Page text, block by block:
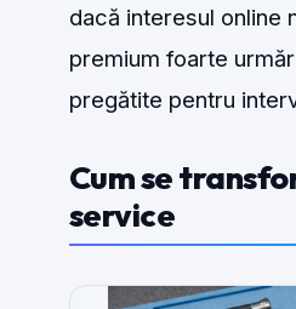
dacă interesul online
premium foarte
pregătite pentru
Cum se
service